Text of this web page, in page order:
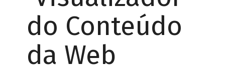
do Conteúdo
da Web